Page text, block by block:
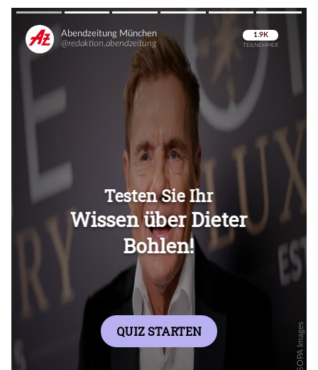
Überspringen
Überspringen